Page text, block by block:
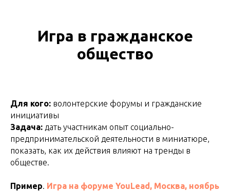
Игра в гражданское
общество
Для кого: волонтерские форумы и гражданские
инициативы
Задача: дать участникам опыт социально-
предпринимательской деятельности в миниатюре,
показать, как их действия влияют на тренды в
обществе.
Пример. Игра на форуме YouLead, Москва, ноябрь